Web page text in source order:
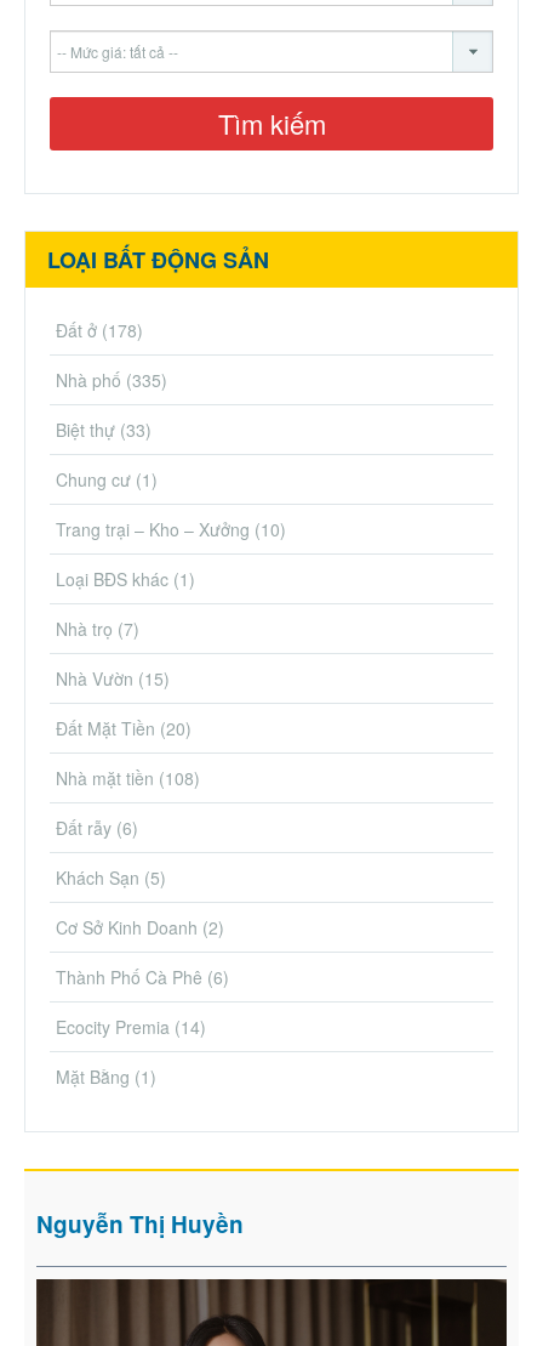
LOẠI BẤT ĐỘNG SẢN
Đất ở (178)
Nhà phố (335)
Biệt thự (33)
Chung cư (1)
Trang trại – Kho – Xưởng (10)
Loại BĐS khác (1)
Nhà trọ (7)
Nhà Vườn (15)
Đất Mặt Tiền (20)
Nhà mặt tiền (108)
Đất rẫy (6)
Khách Sạn (5)
Cơ Sở Kinh Doanh (2)
Thành Phố Cà Phê (6)
Ecocity Premia (14)
Mặt Bằng (1)
Nguyễn Thị Huyền